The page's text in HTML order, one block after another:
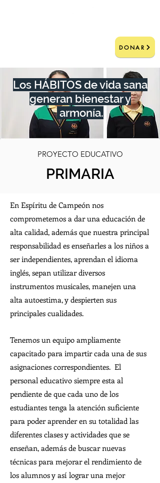
DONAR
Los HÁBITOS de vida sana
generan bienestar y
armonía.
PROYECTO EDUCATIVO
PRIMARIA
En Espíritu de Campeón nos
comprometemos a dar una educación de
alta calidad, además que nuestra principal
responsabilidad es enseñarles a los niños a
ser independientes, aprendan el idioma
inglés, sepan utilizar diversos
instrumentos musicales, manejen una
alta autoestima, y despierten sus
principales cualidades.
Tenemos un equipo ampliamente
capacitado para impartir cada una de sus
asignaciones correspondientes. El
personal educativo siempre esta al
pendiente de que cada uno de los
estudiantes tenga la atención suficiente
para poder aprender en su totalidad las
diferentes clases y actividades que se
enseñan, además de buscar nuevas
técnicas para mejorar el rendimiento de
los alumnos y así lograr una mejor